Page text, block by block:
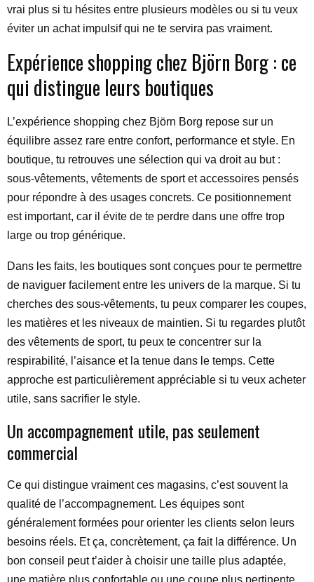
vrai plus si tu hésites entre plusieurs modèles ou si tu veux
éviter un achat impulsif qui ne te servira pas vraiment.
Expérience shopping chez Björn Borg : ce
qui distingue leurs boutiques
L’expérience shopping chez Björn Borg repose sur un
équilibre assez rare entre confort, performance et style. En
boutique, tu retrouves une sélection qui va droit au but :
sous-vêtements, vêtements de sport et accessoires pensés
pour répondre à des usages concrets. Ce positionnement
est important, car il évite de te perdre dans une offre trop
large ou trop générique.
Dans les faits, les boutiques sont conçues pour te permettre
de naviguer facilement entre les univers de la marque. Si tu
cherches des sous-vêtements, tu peux comparer les coupes,
les matières et les niveaux de maintien. Si tu regardes plutôt
des vêtements de sport, tu peux te concentrer sur la
respirabilité, l’aisance et la tenue dans le temps. Cette
approche est particulièrement appréciable si tu veux acheter
utile, sans sacrifier le style.
Un accompagnement utile, pas seulement
commercial
Ce qui distingue vraiment ces magasins, c’est souvent la
qualité de l’accompagnement. Les équipes sont
généralement formées pour orienter les clients selon leurs
besoins réels. Et ça, concrètement, ça fait la différence. Un
bon conseil peut t’aider à choisir une taille plus adaptée,
une matière plus confortable ou une coupe plus pertinente